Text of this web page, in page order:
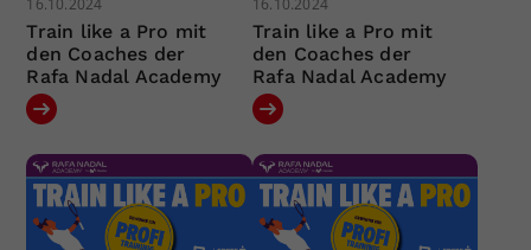
Train like a Pro mit
den Coaches der
Rafa Nadal Academy
Train like a Pro mit
den Coaches der
Rafa Nadal Academy